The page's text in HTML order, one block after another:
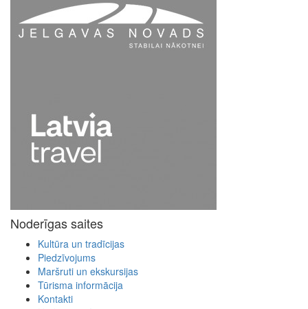
Noderīgas saites
Kultūra un tradīcijas
Piedzīvojums
Maršruti un ekskursijas
Tūrisma informācija
Kontakti